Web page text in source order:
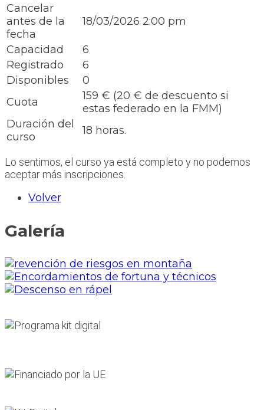
Cancelar
antes de la
fecha
18/03/2026 2:00 pm
Capacidad
6
Registrado
6
Disponibles
0
Cuota
159 € (20 € de descuento si
estas federado en la FMM)
Duración del
curso
18 horas.
Lo sentimos, el curso ya está completo y no podemos
aceptar más inscripciones.
Volver
Galería